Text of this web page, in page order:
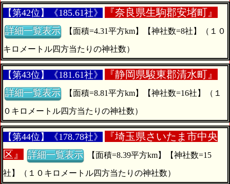
【第42位】《185.61社》 『奈良県生駒郡安堵町』
詳細一覧表示
キロメートル四方当たりの神社数）
【第43位】《181.61社》 『静岡県駿東郡清水町』
詳細一覧表示
０キロメートル四方当たりの神社数）
【第44位】《178.78社》 『埼玉県さいたま市中央
区』
詳細一覧表示
社】（１０キロメートル四方当たりの神社数）